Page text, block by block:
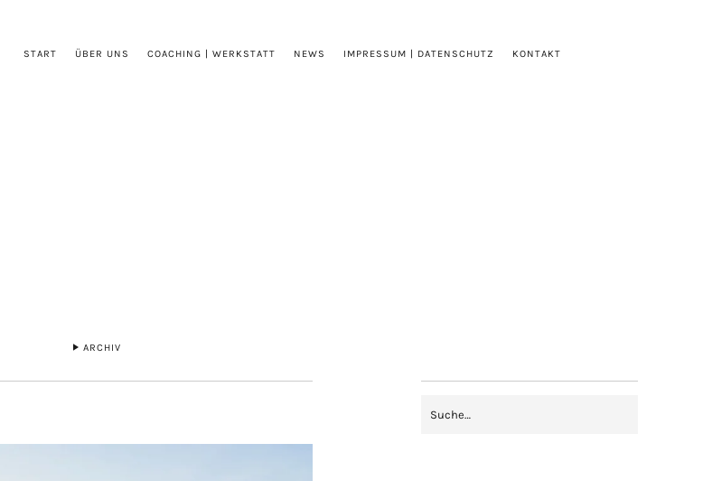
START ÜBER UNS COACHING | WERKSTATT NEWS IMPRESSUM | DATENSCHUTZ KONTAKT
ARCHIV